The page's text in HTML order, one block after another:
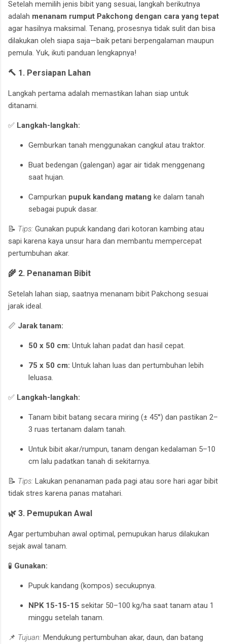
Setelah memilih jenis bibit yang sesuai, langkah berikutnya
adalah menanam rumput Pakchong dengan cara yang tepat
agar hasilnya maksimal. Tenang, prosesnya tidak sulit dan bisa
dilakukan oleh siapa saja—baik petani berpengalaman maupun
pemula. Yuk, ikuti panduan lengkapnya!
🔨 1. Persiapan Lahan
Langkah pertama adalah memastikan lahan siap untuk
ditanami.
✅ Langkah-langkah:
Gemburkan tanah menggunakan cangkul atau traktor.
Buat bedengan (galengan) agar air tidak menggenang
saat hujan.
Campurkan pupuk kandang matang ke dalam tanah
sebagai pupuk dasar.
📝 Tips: Gunakan pupuk kandang dari kotoran kambing atau
sapi karena kaya unsur hara dan membantu mempercepat
pertumbuhan akar.
🌾 2. Penanaman Bibit
Setelah lahan siap, saatnya menanam bibit Pakchong sesuai
jarak ideal.
📏 Jarak tanam:
50 x 50 cm: Untuk lahan padat dan hasil cepat.
75 x 50 cm: Untuk lahan luas dan pertumbuhan lebih
leluasa.
✅ Langkah-langkah:
Tanam bibit batang secara miring (± 45°) dan pastikan 2–
3 ruas tertanam dalam tanah.
Untuk bibit akar/rumpun, tanam dengan kedalaman 5–10
cm lalu padatkan tanah di sekitarnya.
📝 Tips: Lakukan penanaman pada pagi atau sore hari agar bibit
tidak stres karena panas matahari.
🌿 3. Pemupukan Awal
Agar pertumbuhan awal optimal, pemupukan harus dilakukan
sejak awal tanam.
🧪 Gunakan:
Pupuk kandang (kompos) secukupnya.
NPK 15-15-15 sekitar 50–100 kg/ha saat tanam atau 1
minggu setelah tanam.
📌 Tujuan: Mendukung pertumbuhan akar, daun, dan batang